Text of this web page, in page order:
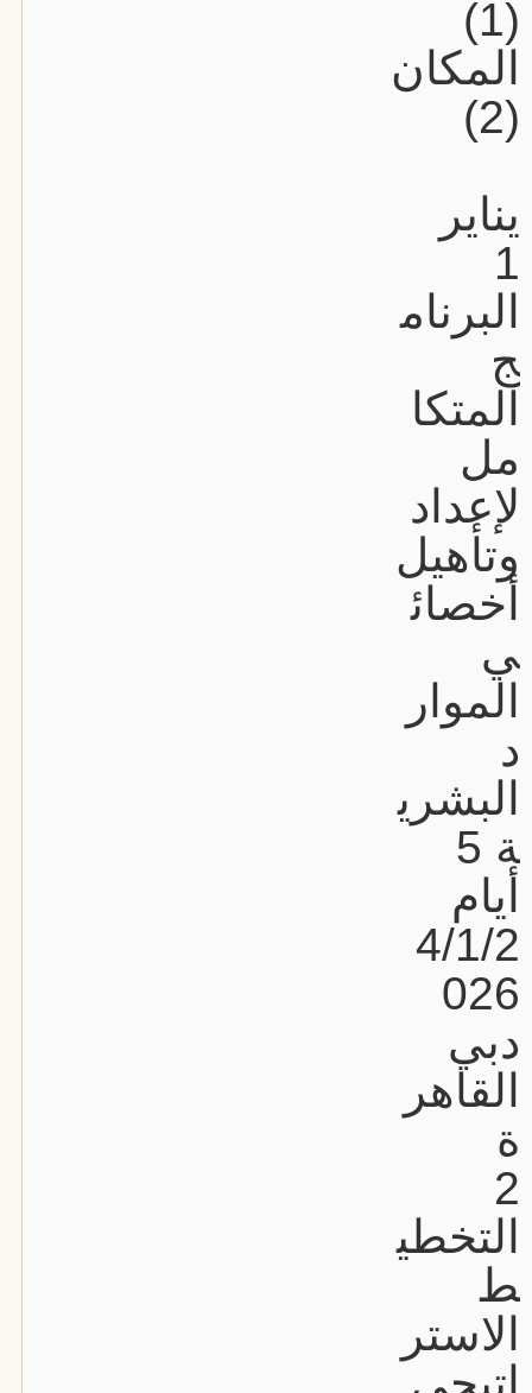
(1)
المكان
(2)
يناير
1
البرنام
ج
المتكا
مل
لإعداد
وتأهيل
أخصائ
ي
الموار
د
البشري
ة 5
أيام
4/1/2
026
دبي
القاهر
ة
2
التخطي
ط
الاستر
اتيجي